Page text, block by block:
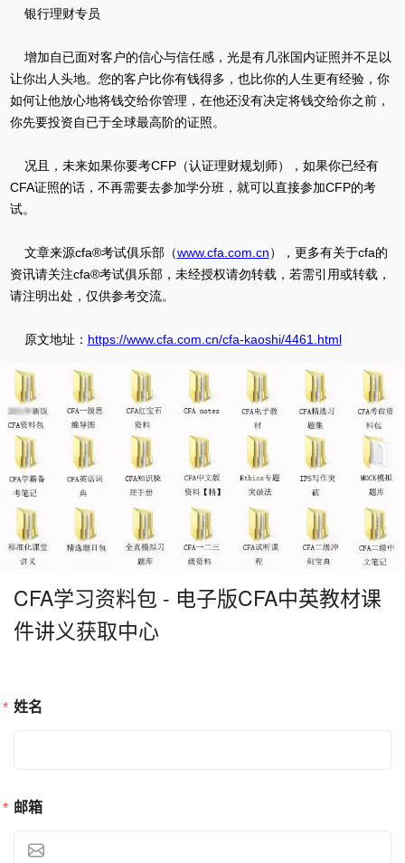
银行理财专员
增加自已面对客户的信心与信任感，光是有几张国内证照并不足以
让你出人头地。您的客户比你有钱得多，也比你的人生更有经验，你
如何让他放心地将钱交给你管理，在他还没有决定将钱交给你之前，
你先要投资自已于全球最高阶的证照。
况且，未来如果你要考CFP（认证理财规划师），如果你已经有
CFA证照的话，不再需要去参加学分班，就可以直接参加CFP的考
试。
文章来源cfa®考试俱乐部（www.cfa.com.cn），更多有关于cfa的
资讯请关注cfa®考试俱乐部，未经授权请勿转载，若需引用或转载，
请注明出处，仅供参考交流。
原文地址： https://www.cfa.com.cn/cfa-kaoshi/4461.html